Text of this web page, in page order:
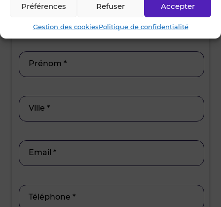
Accepter
Refuser
Préférences
Gestion des cookiesPolitique de confidentialité
15h30 -
Prénom *
Ville *
Email *
Téléphone *